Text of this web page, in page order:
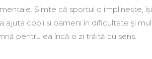
Simte că sportul o împlinește,
ajuta copii și oameni în dificultate și
pentru ea încă o zi trăită cu sens.